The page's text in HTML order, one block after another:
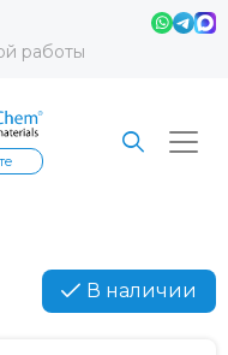
работы
В наличии